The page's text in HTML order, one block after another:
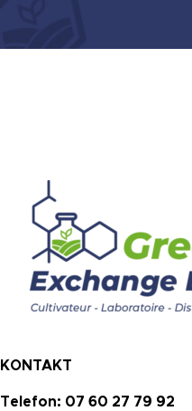
KONTAKT
Telefon: 07 60 27 79 92